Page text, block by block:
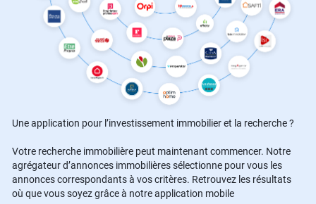
Une application pour l’investissement immobilier et la recherche ?
Votre recherche immobilière peut maintenant commencer. Notre
agrégateur d’annonces immobilières sélectionne pour vous les
annonces correspondants à vos critères. Retrouvez les résultats
où que vous soyez grâce à notre application mobile